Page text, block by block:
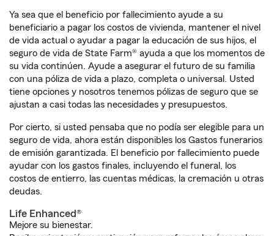
Ya sea que el beneficio por fallecimiento ayude a su
beneficiario a pagar los costos de vivienda, mantener el nivel
de vida actual o ayudar a pagar la educación de sus hijos, el
seguro de vida de State Farm® ayuda a que los momentos de
su vida continúen. Ayude a asegurar el futuro de su familia
con una póliza de vida a plazo, completa o universal. Usted
tiene opciones y nosotros tenemos pólizas de seguro que se
ajustan a casi todas las necesidades y presupuestos.
Por cierto, si usted pensaba que no podía ser elegible para un
seguro de vida, ahora están disponibles los Gastos funerarios
de emisión garantizada. El beneficio por fallecimiento puede
ayudar con los gastos finales, incluyendo el funeral, los
costos de entierro, las cuentas médicas, la cremación u otras
deudas.
Life Enhanced®
Mejore su bienestar.